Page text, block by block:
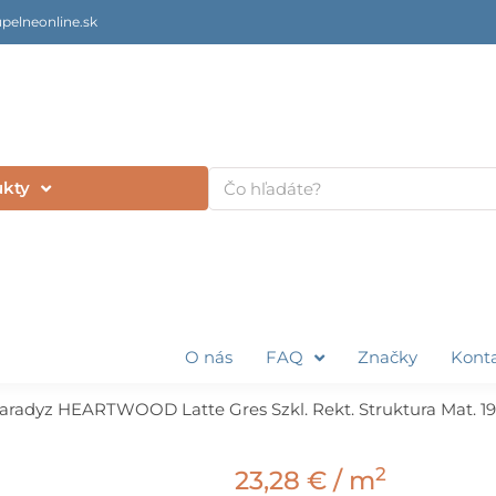
Vyhľadať
O nás FAQ Značky
HEARTWOOD Latte Gres Szkl. Rekt. Struktura Mat.
23,28 € / m2